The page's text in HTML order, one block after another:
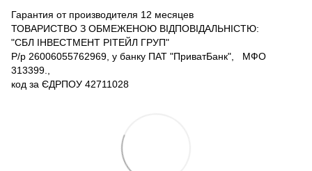
Гарантия от производителя 12 месяцев
ТОВАРИСТВО З ОБМЕЖЕНОЮ ВІДПОВІДАЛЬНІСТЮ:
"СБЛ ІНВЕСТМЕНТ РІТЕЙЛ ГРУП"
Р/р 26006055762969, у банку ПАТ "ПриватБанк", МФО
313399.,
код за ЄДРПОУ 42711028